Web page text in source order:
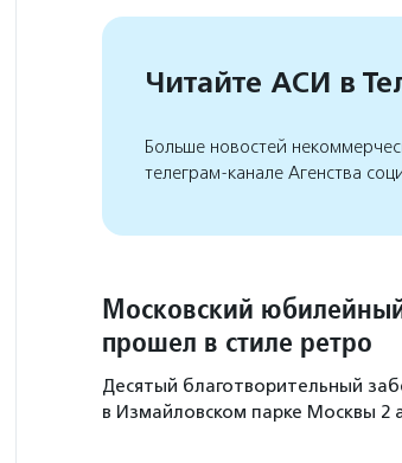
Читайте АСИ в
Больше новостей
телеграм-канале Агенства
Московский
прошел в стиле ретро
Десятый благотворительный
в Измайловском парке Москвы 2